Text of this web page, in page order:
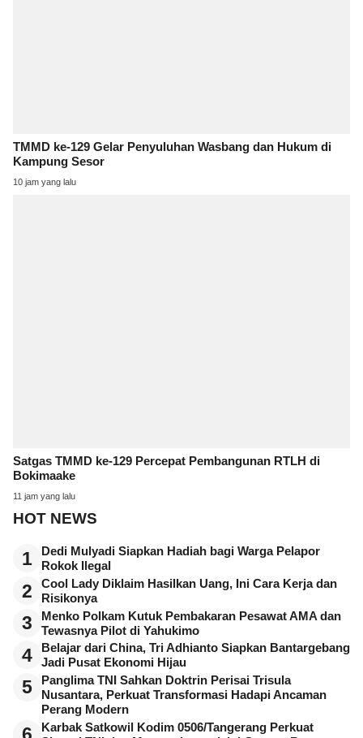
TMMD ke-129 Gelar Penyuluhan Wasbang dan Hukum di
Kampung Sesor
10 jam yang lalu
Satgas TMMD ke-129 Percepat Pembangunan RTLH di
Bokimaake
11 jam yang lalu
HOT NEWS
1
Dedi Mulyadi Siapkan Hadiah bagi Warga Pelapor
Rokok Ilegal
2
Cool Lady Diklaim Hasilkan Uang, Ini Cara Kerja dan
Risikonya
3
Menko Polkam Kutuk Pembakaran Pesawat AMA dan
Tewasnya Pilot di Yahukimo
4
Belajar dari China, Tri Adhianto Siapkan Bantargebang
Jadi Pusat Ekonomi Hijau
5
Panglima TNI Sahkan Doktrin Perisai Trisula
Nusantara, Perkuat Transformasi Hadapi Ancaman
Perang Modern
Karbak Satkowil Kodim 0506/Tangerang Perkuat